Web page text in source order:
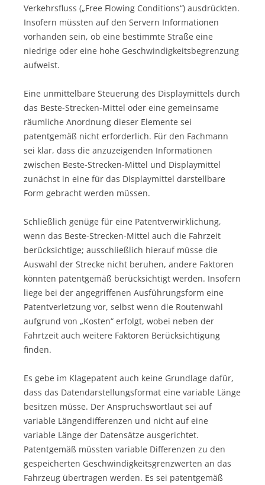
Verkehrsfluss („Free Flowing Conditions“) ausdrückten.
Insofern müssten auf den Servern Informationen
vorhanden sein, ob eine bestimmte Straße eine
niedrige oder eine hohe Geschwindigkeitsbegrenzung
aufweist.
Eine unmittelbare Steuerung des Displaymittels durch
das Beste-Strecken-Mittel oder eine gemeinsame
räumliche Anordnung dieser Elemente sei
patentgemäß nicht erforderlich. Für den Fachmann
sei klar, dass die anzuzeigenden Informationen
zwischen Beste-Strecken-Mittel und Displaymittel
zunächst in eine für das Displaymittel darstellbare
Form gebracht werden müssen.
Schließlich genüge für eine Patentverwirklichung,
wenn das Beste-Strecken-Mittel auch die Fahrzeit
berücksichtige; ausschließlich hierauf müsse die
Auswahl der Strecke nicht beruhen, andere Faktoren
könnten patentgemäß berücksichtigt werden. Insofern
liege bei der angegriffenen Ausführungsform eine
Patentverletzung vor, selbst wenn die Routenwahl
aufgrund von „Kosten“ erfolgt, wobei neben der
Fahrtzeit auch weitere Faktoren Berücksichtigung
finden.
Es gebe im Klagepatent auch keine Grundlage dafür,
dass das Datendarstellungsformat eine variable Länge
besitzen müsse. Der Anspruchswortlaut sei auf
variable Längendifferenzen und nicht auf eine
variable Länge der Datensätze ausgerichtet.
Patentgemäß müssten variable Differenzen zu den
gespeicherten Geschwindigkeitsgrenzwerten an das
Fahrzeug übertragen werden. Es sei patentgemäß